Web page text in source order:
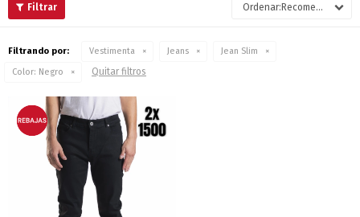
Recomendados
Filtrando por: Vestimenta Jeans
Jean Slim
Color: Negro Quitar filtros